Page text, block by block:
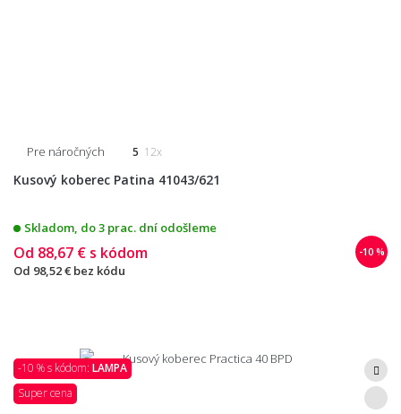
Pre náročných 5 12x
Kusový koberec Patina 41043/621
Skladom, do 3 prac. dní odošleme
-10 %
Od 88,67 € s kódom
Od 98,52 € bez kódu
-10 % s kódom: LAMPA
Super cena